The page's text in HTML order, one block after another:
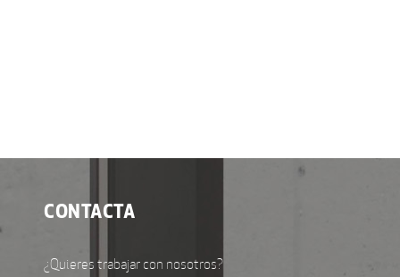
CONTACTA
¿Quieres trabajar con nosotros?